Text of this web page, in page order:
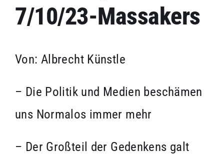
Impressum
7/10/23-Massakers
Von: Albrecht Künstle
– Die Politik und Medien beschämen
uns Normalos immer mehr
– Der Großteil der Gedenkens galt